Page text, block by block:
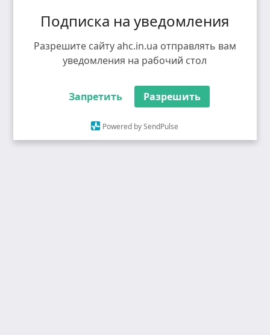
Подписка на уведомления
Разрешите сайту ahc.in.ua отправлять вам
уведомления на рабочий стол
Запретить Разрешить
Powered by SendPulse